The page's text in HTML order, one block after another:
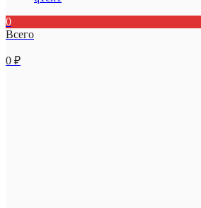
0
Всего
0 ₽